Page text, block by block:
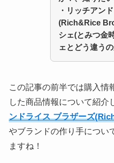
・ リッチアン
(Rich&Rice
シェ(とみつ金時
ェとどう違う
この記事の前半では購入情
した商品情報について紹介
ンドライス ブラザーズ
やブランドの作り手につい
ますね！